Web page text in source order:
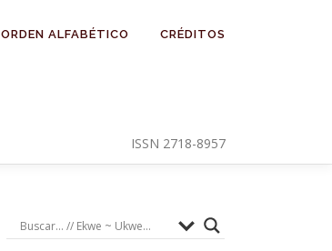
ORDEN ALFABÉTICO CRÉDITOS
ISSN 2718-8957